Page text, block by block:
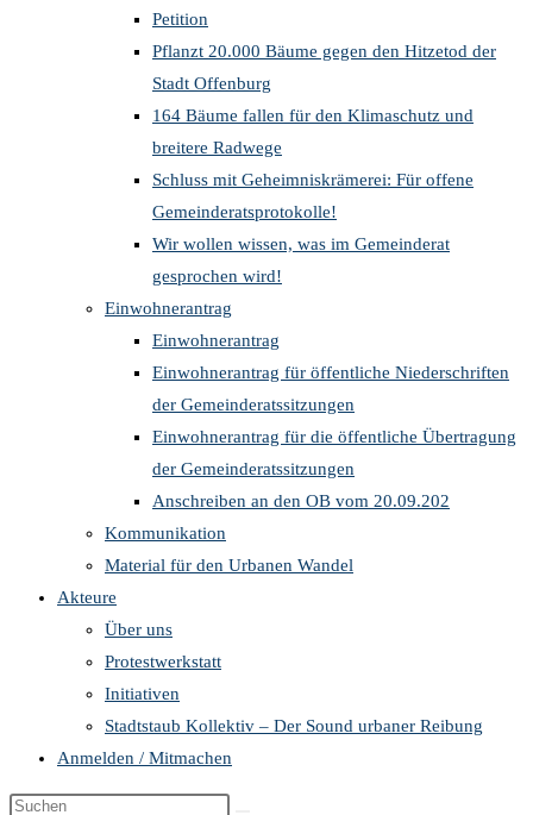
Petition
Pflanzt 20.000 Bäume gegen den Hitzetod der
Stadt Offenburg
164 Bäume fallen für den Klimaschutz und
breitere Radwege
Schluss mit Geheimniskrämerei: Für offene
Gemeinderatsprotokolle!
Wir wollen wissen, was im Gemeinderat
gesprochen wird!
Einwohnerantrag
Einwohnerantrag
Einwohnerantrag für öffentliche Niederschriften
der Gemeinderatssitzungen
Einwohnerantrag für die öffentliche Übertragung
der Gemeinderatssitzungen
Anschreiben an den OB vom 20.09.202
Kommunikation
Material für den Urbanen Wandel
Akteure
Über uns
Protestwerkstatt
Initiativen
Stadtstaub Kollektiv – Der Sound urbaner Reibung
Anmelden / Mitmachen
Diese